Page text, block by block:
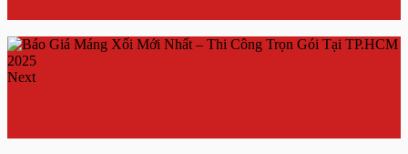
Next